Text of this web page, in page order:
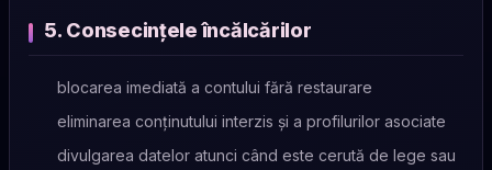
5. Consecințele încălcărilor
blocarea imediată a contului fără restaurare
eliminarea conținutului interzis și a profilurilor asociate
divulgarea datelor atunci când este cerută de lege sau